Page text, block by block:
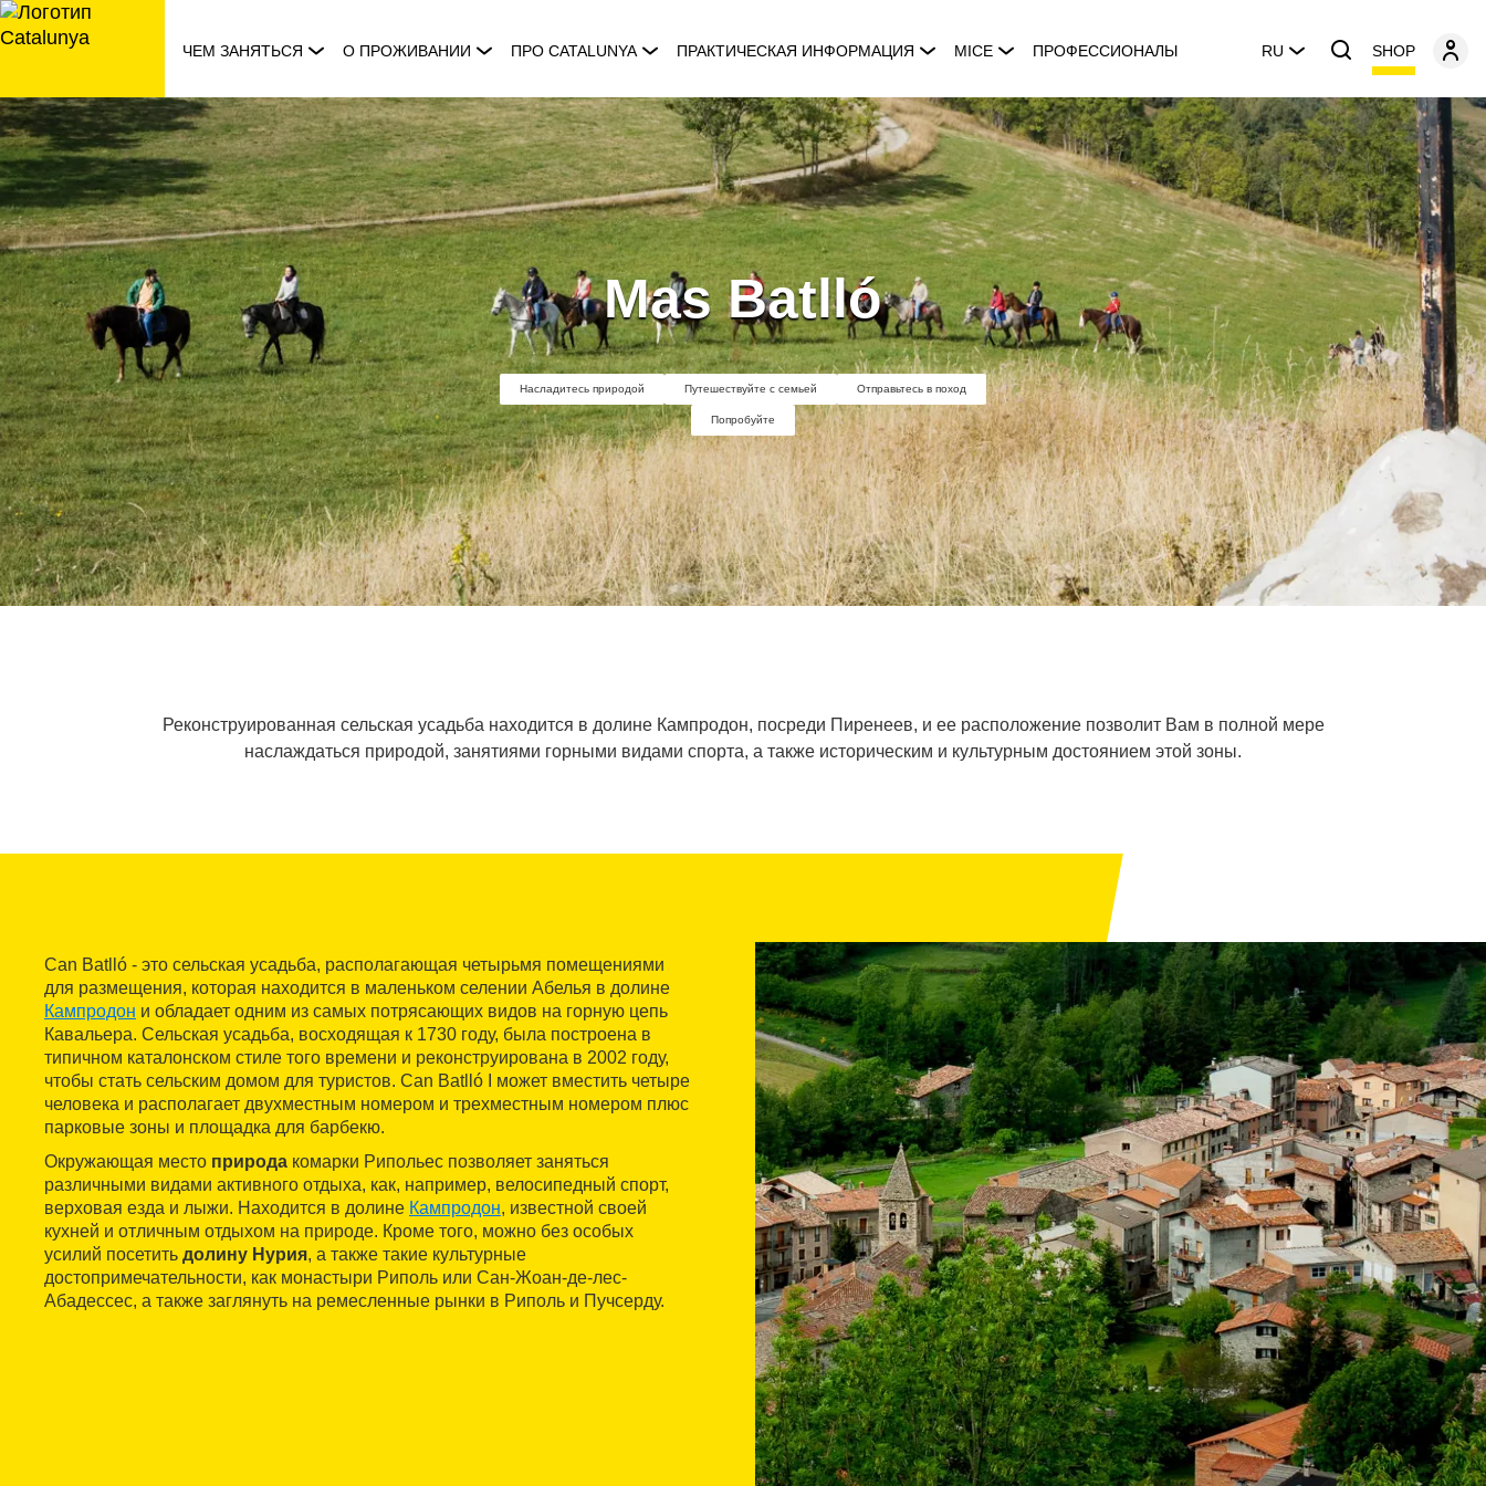
перейти
к
ЧЕМ ЗАНЯТЬСЯ О ПРОЖИВАНИИ ПРО CATALUNYA ПРАКТИЧЕСКАЯ ИНФОРМАЦИЯ MICE ПРОФЕССИОНАЛЫ RU SHOP
Mas Batlló
Насладитесь природой Путешествуйте с семьей Отправьтесь в поход
Попробуйте
Реконструированная сельская усадьба находится в долине Кампродон, посреди Пиренеев, и ее расположение позволит Вам в полной мере
наслаждаться природой, занятиями горными видами спорта, а также историческим и культурным достоянием этой зоны.
Can Batlló - это сельская усадьба, располагающая четырьмя помещениями
для размещения, которая находится в маленьком селении Абелья в долине
Кампродон и обладает одним из самых потрясающих видов на горную цепь
Кавальера. Сельская усадьба, восходящая к 1730 году, была построена в
типичном каталонском стиле того времени и реконструирована в 2002 году,
чтобы стать сельским домом для туристов. Can Batlló I может вместить четыре
человека и располагает двухместным номером и трехместным номером плюс
парковые зоны и площадка для барбекю.
Окружающая место природа комарки Рипольес позволяет заняться
различными видами активного отдыха, как, например, велосипедный спорт,
верховая езда и лыжи. Находится в долине Кампродон, известной своей
кухней и отличным отдыхом на природе. Кроме того, можно без особых
усилий посетить долину Нурия, а также такие культурные
достопримечательности, как монастыри Риполь или Сан-Жоан-де-лес-
Абадессес, а также заглянуть на ремесленные рынки в Риполь и Пучсерду.